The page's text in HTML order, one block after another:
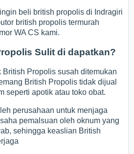
beli british propolis di Indragiri
british propolis termurah
WA CS kami.
Sulit di dapatkan?
Propolis susah ditemukan
British Propolis tidak dijual
seperti apotik atau toko obat.
perusahaan untuk menjaga
pemalsuan oleh oknum yang
sehingga keaslian British